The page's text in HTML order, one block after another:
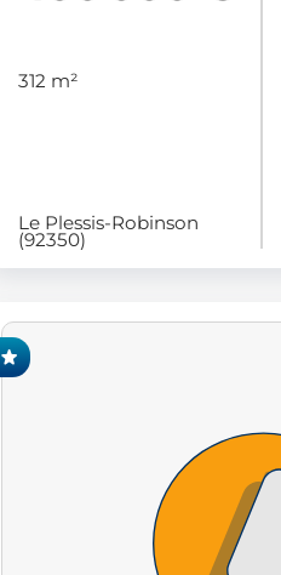
312 m²
Le Plessis-Robinson
(92350)